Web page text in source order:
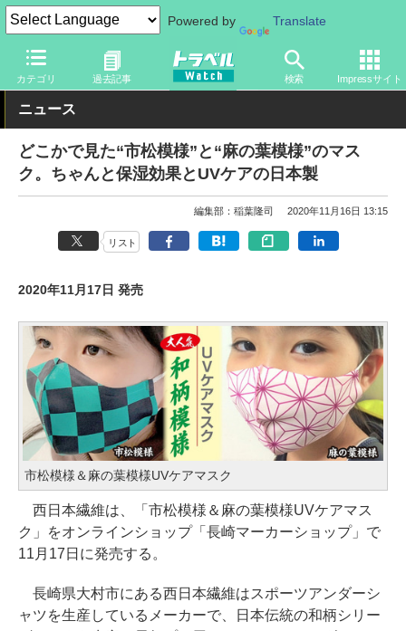
Powered by Translate
カテゴリ 過去記事 検索 Impressサイト
トラベル Watch 旅のアイテム その他
ニュース
どこかで見た“市松模様”と“麻の葉模様”のマス
ク。ちゃんと保湿効果とUVケアの日本製
編集部：稲葉隆司 2020年11月16日 13:15
リスト
2020年11月17日 発売
市松模様＆麻の葉模様UVケアマスク
西日本繊維は、「市松模様＆麻の葉模様UVケアマス
ク」をオンラインショップ「長崎マーカーショップ」で
11月17日に発売する。
長崎県大村市にある西日本繊維はスポーツアンダーシ
ャツを生産しているメーカーで、日本伝統の和柄シリー